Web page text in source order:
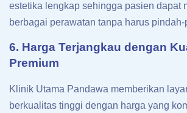
estetika lengkap sehingga pasien dapat
berbagai perawatan tanpa harus
6. Harga Terjangkau dengan
Premium
Klinik Utama Pandawa memberikan
berkualitas tinggi dengan harga yang